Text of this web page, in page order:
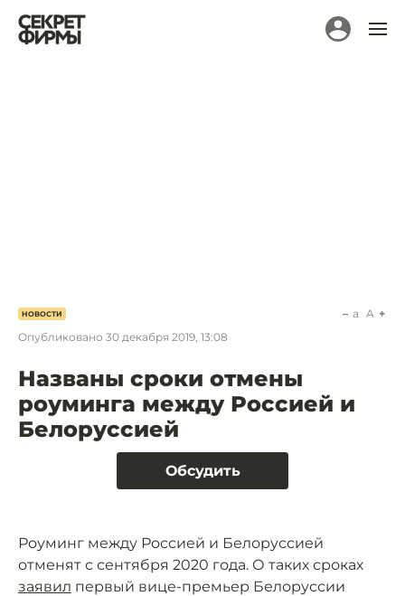
НОВОСТИ
Опубликовано 30 декабря 2019, 13:08
a A
Названы сроки отмены
роуминга между Россией и
Белоруссией
Обсудить
Роуминг между Россией и Белоруссией
отменят с сентября 2020 года. О таких сроках
заявил первый вице-премьер Белоруссии